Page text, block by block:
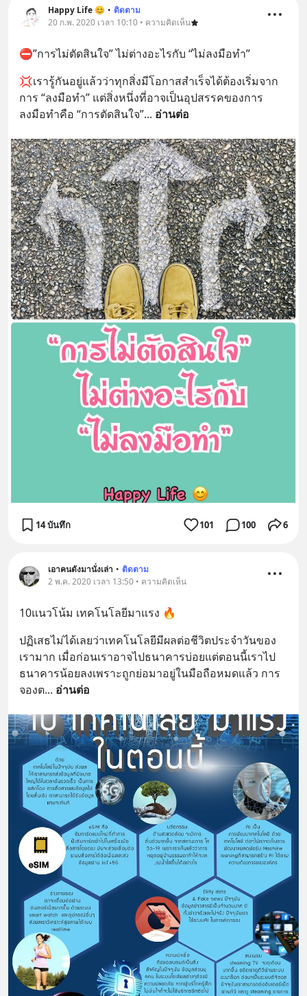
Happy Life 😊 • ติดตาม
20 ก.พ. 2020 เวลา 10:10 • ความคิดเห็น
⛔️”การไม่ตัดสินใจ” ไม่ต่างอะไรกับ “ไม่ลงมือทำ”
💢เรารู้กันอยู่แล้วว่าทุกสิ่งมีโอกาสสำเร็จได้ต้องเริ่มจาก
การ “ลงมือทำ” แต่สิ่งหนึ่งที่อาจเป็นอุปสรรคของการ
ลงมือทำคือ “การตัดสินใจ”... อ่านต่อ
14 บันทึก 101 100 6
เอาคนดังมานั่งเล่า • ติดตาม
2 พ.ค. 2020 เวลา 13:50 • ความคิดเห็น
10แนวโน้ม เทคโนโลยีมาแรง 🔥
ปฏิเสธไม่ได้เลยว่าเทคโนโลยีมีผลต่อชีวิตประจำวันของ
เรามาก เมื่อก่อนเราอาจไปธนาคารบ่อยแต่ตอนนี้เราไป
ธนาคารน้อยลงเพราะถูกย่อมาอยู่ในมือถือหมดแล้ว การ
จองต... อ่านต่อ